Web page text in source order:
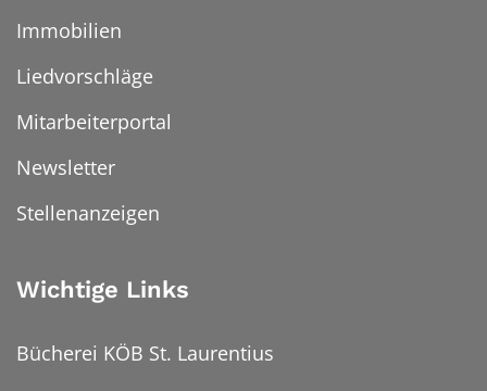
Immobilien
Liedvorschläge
Mitarbeiterportal
Newsletter
Stellenanzeigen
Wichtige Links
Bücherei KÖB St. Laurentius